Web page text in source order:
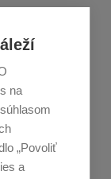
na
„Povoliť
a